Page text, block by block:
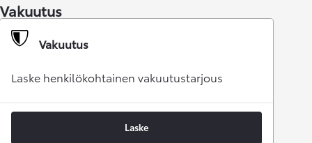
Vakuutus
Vakuutus
Laske henkilökohtainen vakuutustarjous
Laske